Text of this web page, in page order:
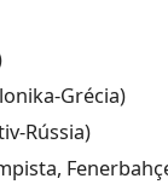
Grécia)
Rússia)